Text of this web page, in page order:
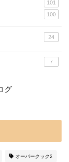
101
100
24
7
オーバークック2